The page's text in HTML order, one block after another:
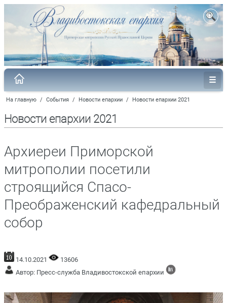
На главную / События / Новости епархии / Новости епархии 2021
Новости епархии 2021
Архиереи Приморской
митрополии посетили
строящийся Спасо-
Преображенский кафедральный
собор
14.10.2021
13606
Автор: Пресс-служба Владивостокской епархии